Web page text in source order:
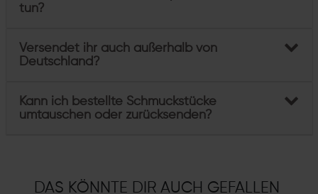
tun?
Versendet ihr auch außerhalb von
Deutschland?
Kann ich bestellte Schmuckstücke
umtauschen oder zurücksenden?
DAS KÖNNTE DIR AUCH GEFALLEN